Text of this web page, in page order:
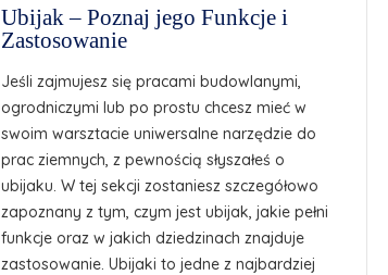
Ubijak – Poznaj jego Funkcje i
Zastosowanie
Jeśli zajmujesz się pracami budowlanymi,
ogrodniczymi lub po prostu chcesz mieć w
swoim warsztacie uniwersalne narzędzie do
prac ziemnych, z pewnością słyszałeś o
ubijaku. W tej sekcji zostaniesz szczegółowo
zapoznany z tym, czym jest ubijak, jakie pełni
funkcje oraz w jakich dziedzinach znajduje
zastosowanie. Ubijaki to jedne z najbardziej